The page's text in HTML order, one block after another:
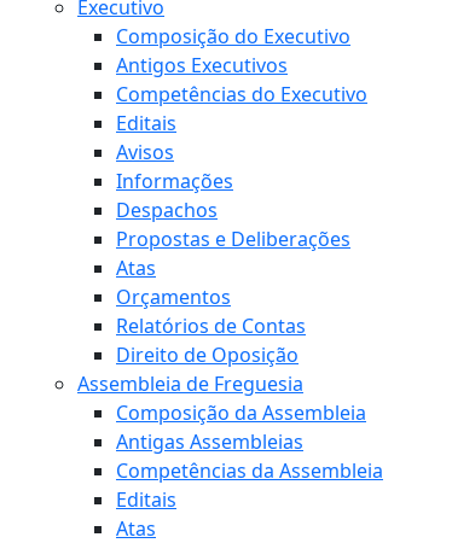
Executivo
Composição do Executivo
Antigos Executivos
Competências do Executivo
Editais
Avisos
Informações
Despachos
Propostas e Deliberações
Atas
Orçamentos
Relatórios de Contas
Direito de Oposição
Assembleia de Freguesia
Composição da Assembleia
Antigas Assembleias
Competências da Assembleia
Editais
Atas